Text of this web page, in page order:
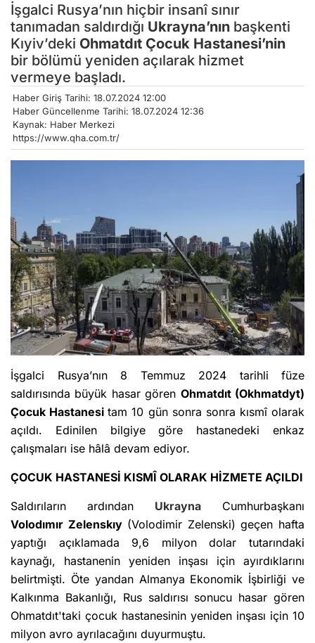
İşgalci Rusya’nın hiçbir insanî sınır
tanımadan saldırdığı Ukrayna’nın başkenti
Kıyiv’deki Ohmatdıt Çocuk Hastanesi’nin
bir bölümü yeniden açılarak hizmet
vermeye başladı.
Haber Giriş Tarihi: 18.07.2024 12:00
Haber Güncellenme Tarihi: 18.07.2024 12:36
Kaynak: Haber Merkezi
https://www.qha.com.tr/
İşgalci Rusya’nın 8 Temmuz 2024 tarihli füze
saldırısında büyük hasar gören Ohmatdıt (Okhmatdyt)
Çocuk Hastanesitam 10 gün sonra sonra kısmî olarak
açıldı. Edinilen bilgiye göre hastanedeki enkaz
çalışmaları ise hâlâ devam ediyor.
ÇOCUK HASTANESİ KISMÎ OLARAK HİZMETE AÇILDI
Saldırıların ardından Ukrayna Cumhurbaşkanı
Volodımır Zelenskıy(Volodimir Zelenski) geçen hafta
yaptığı açıklamada 9,6 milyon dolar tutarındaki
kaynağı, hastanenin yeniden inşası için ayırdıklarını
belirtmişti. Öte yandan Almanya Ekonomik İşbirliği ve
Kalkınma Bakanlığı, Rus saldırısı sonucu hasar gören
Ohmatdıt'taki çocuk hastanesinin yeniden inşası için 10
milyon avro ayrılacağını duyurmuştu.